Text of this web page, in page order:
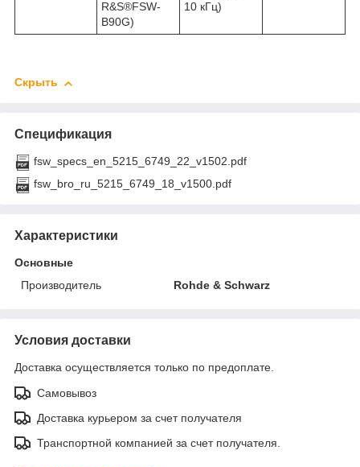
R&S®FSW-
B90G)
10 кГц)
Скрыть
Спецификация
fsw_specs_en_5215_6749_22_v1502.pdf
fsw_bro_ru_5215_6749_18_v1500.pdf
Характеристики
Основные
Производитель
Rohde & Schwarz
Условия доставки
Доставка осуществляется только по предоплате.
Самовывоз
Доставка курьером за счет получателя
Транспортной компанией за счет получателя.